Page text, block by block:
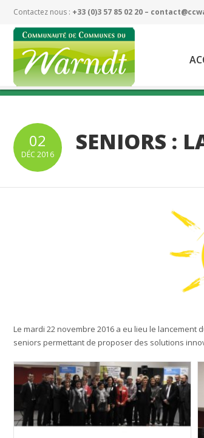
Contactez nous : +33 (0)3 57 85 02 20 –
02
DÉC 2016 SENIORS :
Le mardi 22 novembre 2016 a eu lieu le lancement
seniors permettant de proposer des solutions